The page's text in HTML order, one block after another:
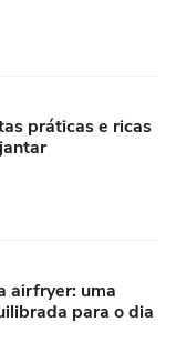
práticas e ricas
airfryer: uma
para o dia